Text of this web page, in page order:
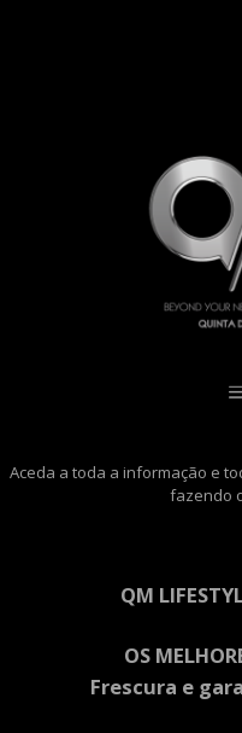
Aceda a toda a informação e
fazendo
QM
OS
Frescura e